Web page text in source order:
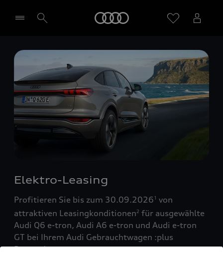
Händler wählen
Elektro-Leasing
Profitieren Sie bis zum 30.09.20261 von
attraktiven Leasingkonditionen2 für ausgewählte
Audi Q6 e-tron, Audi A6 e-tron und Audi e-tron
GT bei Ihrem Audi Gebrauchtwagen :plus
Partner!